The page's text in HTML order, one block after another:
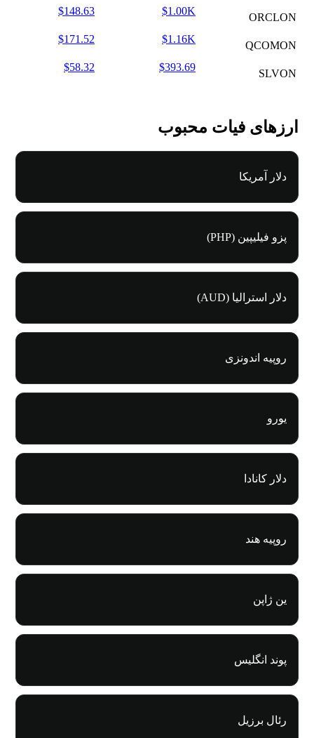
ORCLON
$1.00K
$148.63
QCOMON
$1.16K
$171.52
SLVON
$393.69
$58.32
ارزهای فیات محبوب
دلار آمریکا
پزو فیلیپین (PHP)
دلار استرالیا (AUD)
روپیه اندونزی
یورو
دلار کانادا
روپیه هند
ین ژاپن
پوند انگلیس
رئال برزیل